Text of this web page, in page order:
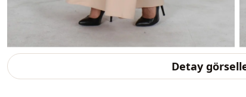
Detay